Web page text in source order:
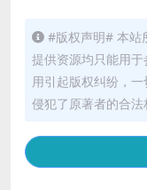
#版权声明# 本站
提供资源均只能用
用引起版权纠纷，
侵犯了原著者的合法